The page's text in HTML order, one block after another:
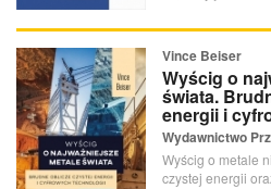
Vince Beiser
Wyścig o
świata.
energii i
Wydawnictwo
Wyścig o metale
czystej energii